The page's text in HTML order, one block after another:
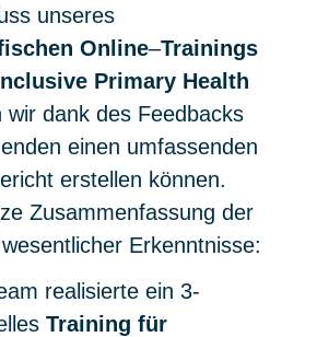
unseres
Online–Trainings
Primary Health
wir dank des Feedbacks
einen umfassenden
erstellen können.
Zusammenfassung der
Erkenntnisse:
realisierte ein 3-
Training für